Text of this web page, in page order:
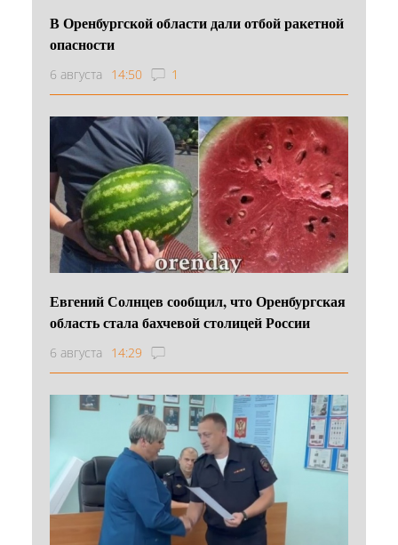
В Оренбургской области дали отбой ракетной
опасности
6 августа 14:50 1
Евгений Солнцев сообщил, что Оренбургская
область стала бахчевой столицей России
6 августа 14:29